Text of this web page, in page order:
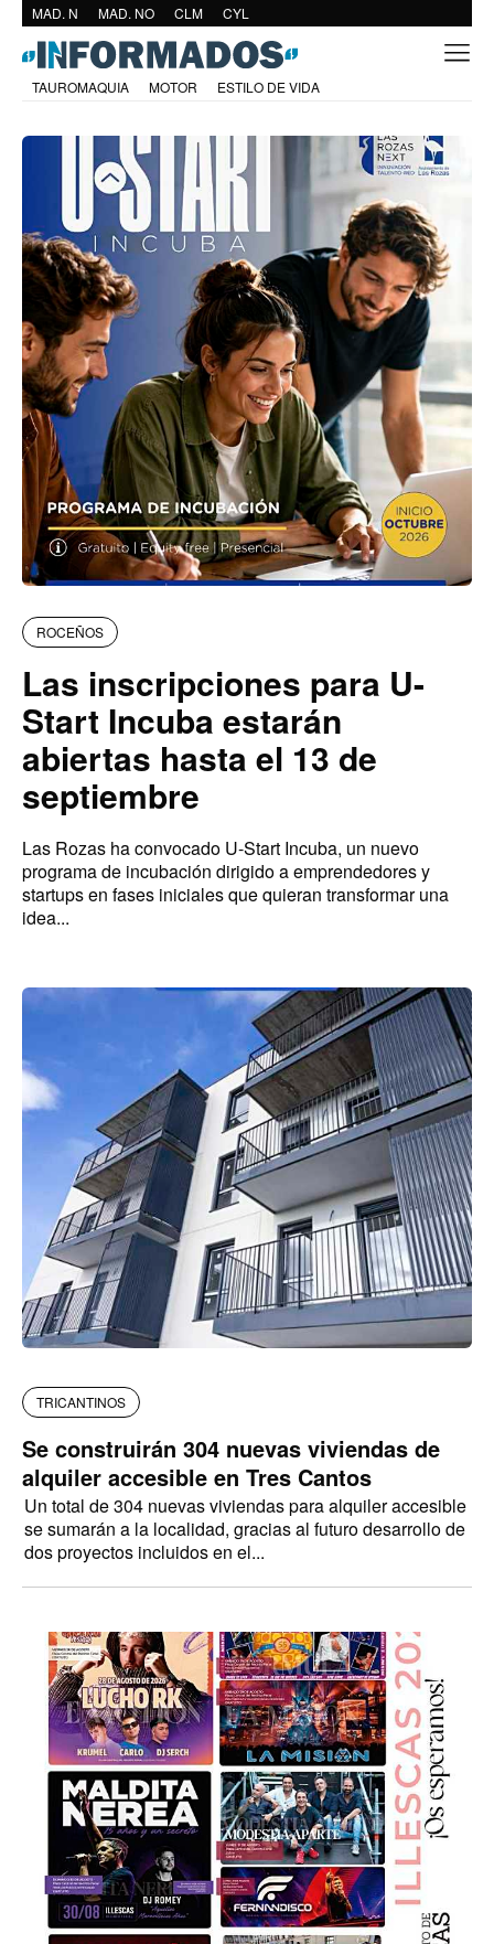
MAD. N MAD. NO CLM CYL
TAUROMAQUIA MOTOR ESTILO DE VIDA
ROCEÑOS
Las inscripciones para U-
Start Incuba estarán
abiertas hasta el 13 de
septiembre
Las Rozas ha convocado U-Start Incuba, un nuevo
programa de incubación dirigido a emprendedores y
startups en fases iniciales que quieran transformar una
idea...
TRICANTINOS
Se construirán 304 nuevas viviendas de
alquiler accesible en Tres Cantos
Un total de 304 nuevas viviendas para alquiler accesible
se sumarán a la localidad, gracias al futuro desarrollo de
dos proyectos incluidos en el...